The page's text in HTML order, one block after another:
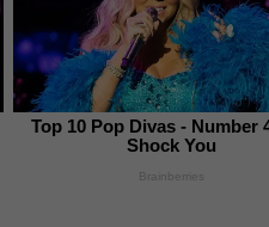
Top 10 Pop Divas - Number
Shock You
Brainberries